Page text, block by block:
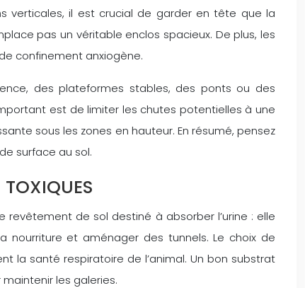
verticales, il est crucial de garder en tête que la
pas un véritable enclos spacieux. De plus, les
confinement anxiogène.
des plateformes stables, des ponts ou des
est de limiter les chutes potentielles à une
sous les zones en hauteur. En résumé, pensez
surface au sol.
TOXIQUES
revêtement de sol destiné à absorber l’urine : elle
nourriture et aménager des tunnels. Le choix de
la santé respiratoire de l’animal. Un bon substrat
les galeries.